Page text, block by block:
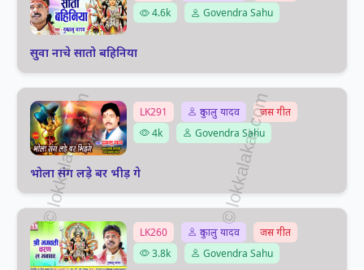
4.6k
Govendra Sahu
सुवा नाचे सातो बहिनिया
LK291 दुकालु यादव
जस गीत
4k
Govendra Sahu
भोला संग लड़े बर भीड़ गे
LK260 दुकालु यादव
जस गीत
3.8k
Govendra Sahu